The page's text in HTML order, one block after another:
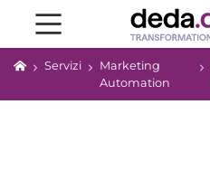
Servizi
Marketing
Automation